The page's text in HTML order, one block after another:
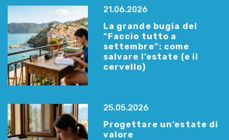
21.06.2026
La grande bugia del
“Faccio tutto a
settembre”: come
salvare l’estate (e il
cervello)
25.05.2026
Progettare un’estate di
valore